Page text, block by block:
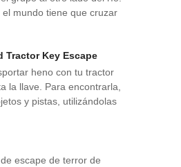
el mundo tiene que cruzar
Tractor Key Escape
heno con tu tractor
la llave. Para encontrarla,
y pistas, utilizándolas
escape de terror de